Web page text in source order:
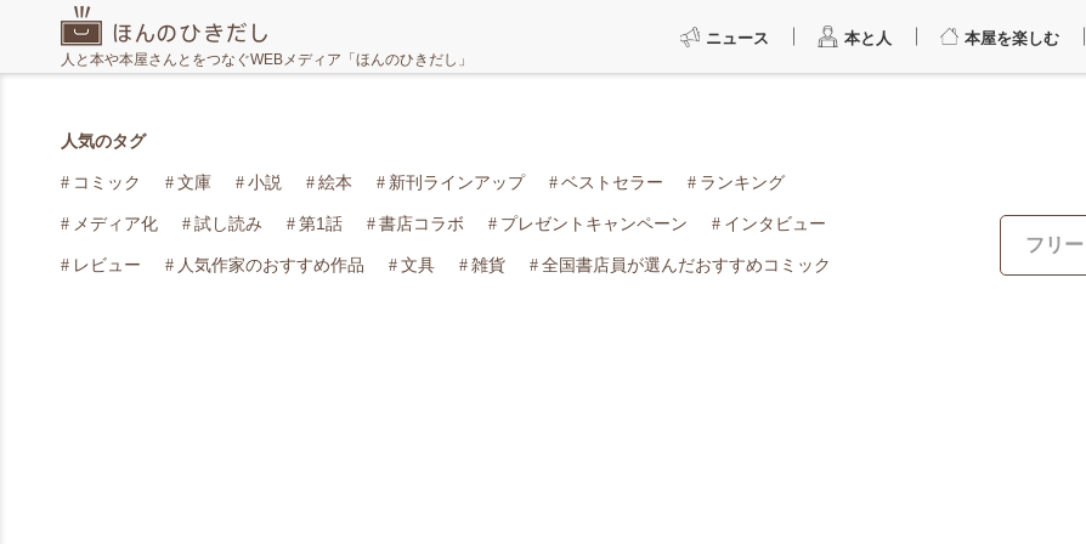
人と本や本屋さんとをつなぐWEBメディア「ほんのひきだし」
ニュース 本と人 本屋を楽しむ
人気のタグ
コミック 文庫 小説 絵本 新刊ラインアップ ベストセラー ランキング
メディア化 試し読み 第1話 書店コラボ プレゼントキャンペーン インタビュー
レビュー 人気作家のおすすめ作品 文具 雑貨 全国書店員が選んだおすすめコミック